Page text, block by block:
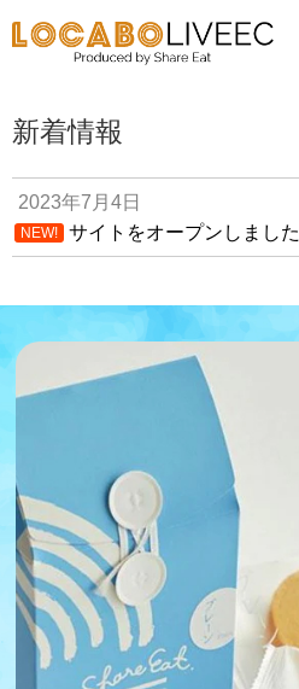
ー
ョ
ン
へ
キ
プ
ン
へ
ス
キ
プ
新着情報
2023年7月4日
NEW! サイトをオープンしました